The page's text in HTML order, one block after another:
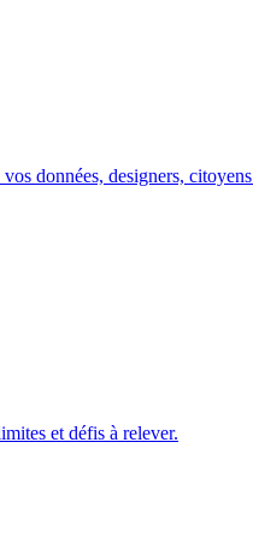
données, designers,
et défis à relever.